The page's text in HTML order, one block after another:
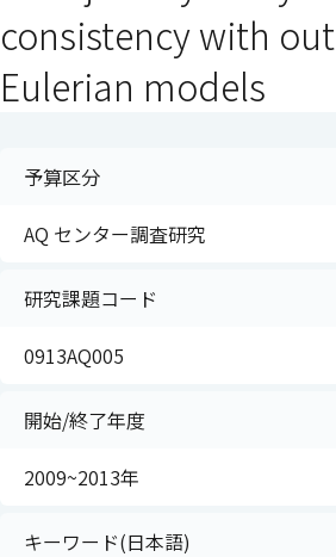
consistency with
Eulerian models
予算区分
AQ センター調査研究
研究課題コード
0913AQ005
開始/終了年度
2009~2013年
キーワード(日本語)